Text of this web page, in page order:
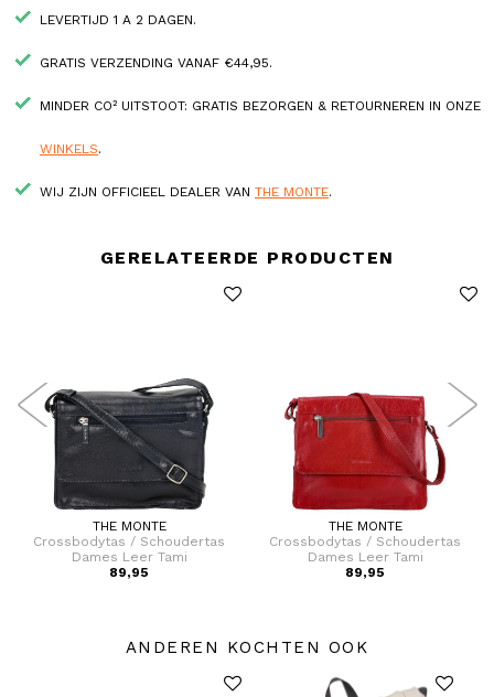
LEVERTIJD 1 A 2 DAGEN.
GRATIS VERZENDING VANAF €44,95.
MINDER CO² UITSTOOT: GRATIS BEZORGEN & RETOURNEREN IN ONZE
WINKELS.
WIJ ZIJN OFFICIEEL DEALER VAN THE MONTE.
GERELATEERDE PRODUCTEN
THE MONTE
Crossbodytas / Schoudertas
Dames Leer Tami
89,95
THE MONTE
Crossbodytas / Schoudertas
Dames Leer Tami
89,95
ANDEREN KOCHTEN OOK